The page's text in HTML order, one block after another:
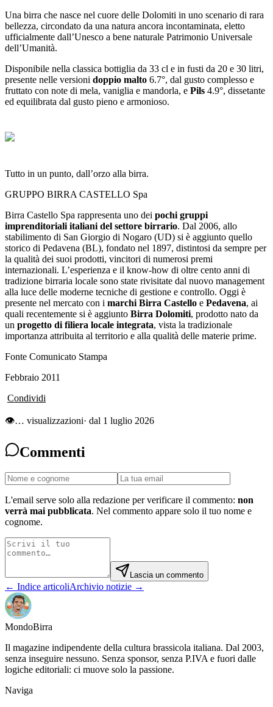
Una birra che nasce nel cuore delle Dolomiti in uno scenario di rara
bellezza, circondato da una natura ancora incontaminata, eletto
ufficialmente dall’Unesco a bene naturale Patrimonio Universale
dell’Umanità.
Disponibile nella classica bottiglia da 33 cl e in fusti da 20 e 30 litri,
presente nelle versioni doppio malto 6.7°, dal gusto complesso e
fruttato con note di mela, vaniglia e mandorla, e Pils 4.9°, dissetante
ed equilibrata dal gusto pieno e armonioso.
Tutto in un punto, dall’orzo alla birra.
GRUPPO BIRRA CASTELLO Spa
Birra Castello Spa rappresenta uno dei pochi gruppi
imprenditoriali italiani del settore birrario. Dal 2006, allo
stabilimento di San Giorgio di Nogaro (UD) si è aggiunto quello
storico di Pedavena (BL), fondato nel 1897, distintosi da sempre per
la qualità dei suoi prodotti, vincitori di numerosi premi
internazionali. L’esperienza e il know-how di oltre cento anni di
tradizione birraria locale sono state rivisitate dal nuovo management
alla luce delle moderne tecniche di gestione e controllo. Oggi è
presente nel mercato con i marchi Birra Castello e Pedavena, ai
quali recentemente si è aggiunto Birra Dolomiti, prodotto nato da
un progetto di filiera locale integrata, vista la tradizionale
importanza attribuita al territorio e alla qualità delle materie prime.
Fonte Comunicato Stampa
Febbraio 2011
Condividi
👁… visualizzazioni· dal 1 luglio 2026
Commenti
L'email serve solo alla redazione per verificare il commento: non
verrà mai pubblicata. Nel commento appare solo il tuo nome e
cognome.
Lascia un commento
← Indice articoliArchivio notizie →
MondoBirra
Il magazine indipendente della cultura brassicola italiana. Dal 2003,
senza inseguire nessuno. Senza sponsor, senza P.IVA e fuori dalle
logiche editoriali: ci muove solo la passione.
Naviga